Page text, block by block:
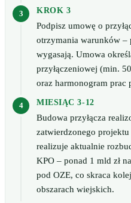
KROK 3
Podpisz umowę o
otrzymania warunków
wygasają. Umowa
przyłączeniowej (min.
oraz harmonogram prac
MIESIĄC 3-12
Budowa przyłącza
zatwierdzonego
realizuje aktualnie
KPO – ponad 1 mld zł
pod OZE, co skraca
obszarach wiejskich.